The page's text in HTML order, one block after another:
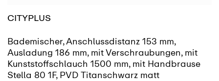
CITYPLUS
Bademischer, Anschlussdistanz 153 mm,
Ausladung 186 mm, mit Verschraubungen, mit
Kunststoffschlauch 1500 mm, mit Handbrause
Stella 80 1F, PVD Titanschwarz matt